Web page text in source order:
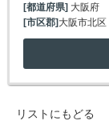
[都道府県] 大阪府
[市区郡] 大阪市北区
リストにもどる